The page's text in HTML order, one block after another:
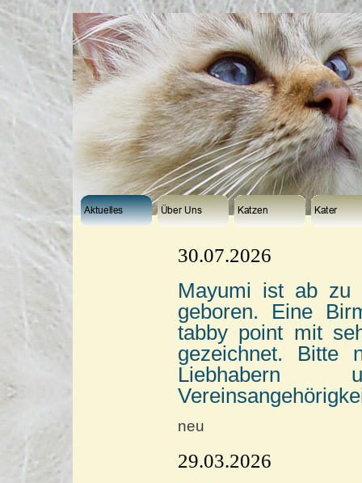
30.07.2026
Mayumi ist ab zu
geboren. Eine
tabby point mit
gezeichnet. Bitte
Liebhabern
neu
29.03.2026